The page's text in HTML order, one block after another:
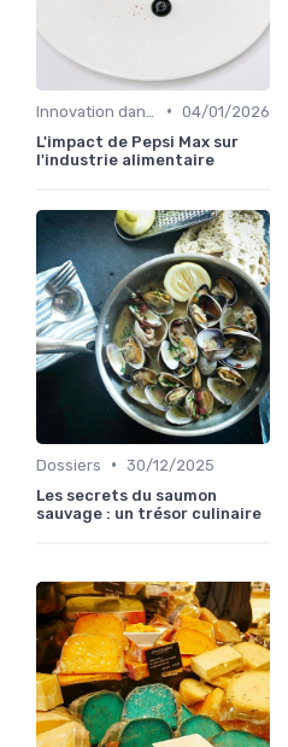
• 04/01/2026
L'impact de Pepsi Max sur
l'industrie alimentaire
Dossiers • 30/12/2025
Les secrets du saumon
sauvage : un trésor culinaire